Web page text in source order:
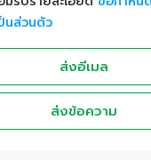
นส่วนตัว
ส่งอีเมล
ส่งข้อความ